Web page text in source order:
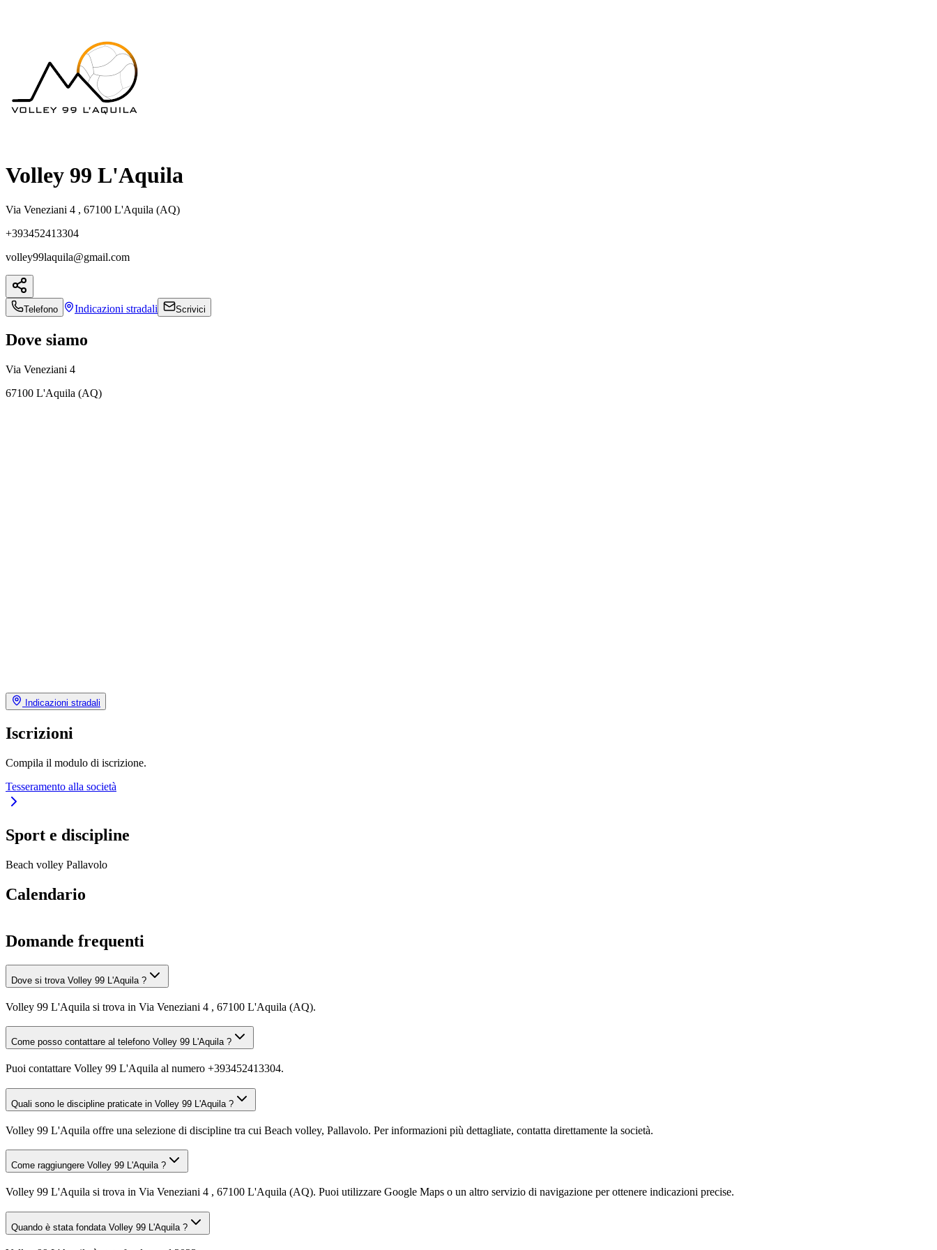
Volley 99 L'Aquila
Via Veneziani 4 , 67100 L'Aquila (AQ)
+393452413304
volley99laquila@gmail.com
Telefono Indicazioni stradali Scrivici
Dove siamo
Via Veneziani 4
67100 L'Aquila (AQ)
Indicazioni stradali
Iscrizioni
Compila il modulo di iscrizione.
Tesseramento alla società
Sport e discipline
Beach volley Pallavolo
Calendario
Domande frequenti
Dove si trova Volley 99 L'Aquila ?
Volley 99 L'Aquila si trova in Via Veneziani 4 , 67100 L'Aquila (AQ).
Come posso contattare al telefono Volley 99 L'Aquila ?
Puoi contattare Volley 99 L'Aquila al numero +393452413304.
Quali sono le discipline praticate in Volley 99 L'Aquila ?
Volley 99 L'Aquila offre una selezione di discipline tra cui Beach volley, Pallavolo. Per informazioni più dettagliate, contatta direttamente la società.
Come raggiungere Volley 99 L'Aquila ?
Volley 99 L'Aquila si trova in Via Veneziani 4 , 67100 L'Aquila (AQ). Puoi utilizzare Google Maps o un altro servizio di navigazione per ottenere indicazioni precise.
Quando è stata fondata Volley 99 L'Aquila ?